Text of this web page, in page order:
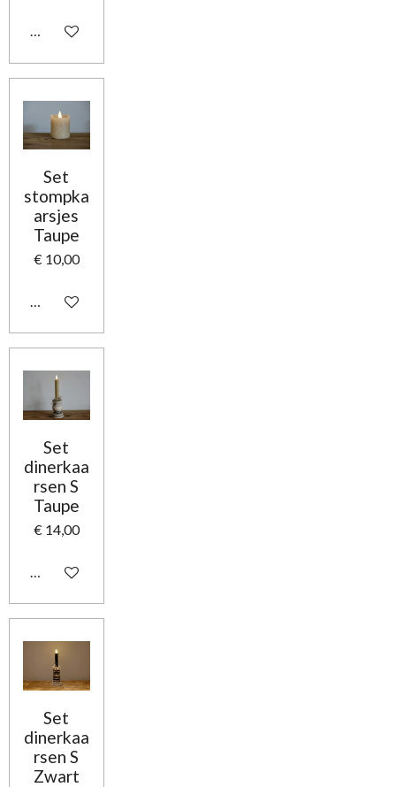
In winkelwagen
Set
stompka
arsjes
Taupe
€ 10,00
In winkelwagen
Set
dinerkaa
rsen S
Taupe
€ 14,00
In winkelwagen
Set
dinerkaa
rsen S
Zwart